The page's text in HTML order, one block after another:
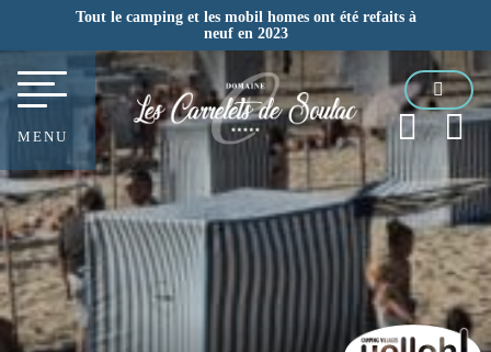
Tout le camping et les mobil homes ont été refaits à
neuf en 2023
MENU